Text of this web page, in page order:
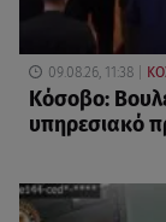
09.08.26, 11:38
Κόσοβο:
υπηρεσιακό